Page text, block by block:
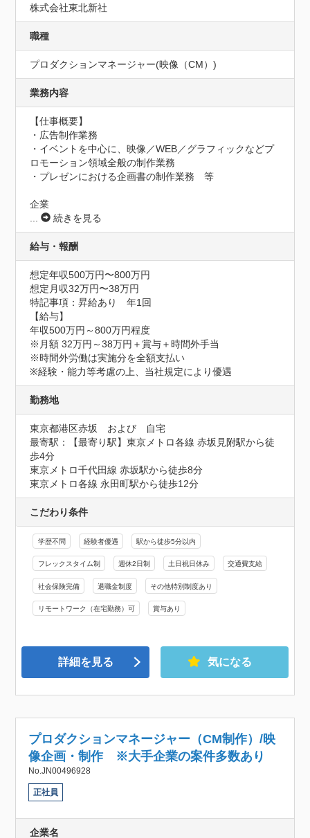
株式会社東北新社
職種
プロダクションマネージャー(映像（CM）)
業務内容
【仕事概要】
・広告制作業務
・イベントを中心に、映像／WEB／グラフィックなどプ
ロモーション領域全般の制作業務
・プレゼンにおける企画書の制作業務　等
企業
...
続きを見る
給与・報酬
想定年収500万円〜800万円
想定月収32万円〜38万円
特記事項：昇給あり　年1回
【給与】
年収500万円～800万円程度
※月額 32万円～38万円＋賞与＋時間外手当
※時間外労働は実施分を全額支払い
※経験・能力等考慮の上、当社規定により優遇
勤務地
東京都港区赤坂　および　自宅
最寄駅：【最寄り駅】東京メトロ各線 赤坂見附駅から徒
歩4分
東京メトロ千代田線 赤坂駅から徒歩8分
東京メトロ各線 永田町駅から徒歩12分
こだわり条件
学歴不問 経験者優遇 駅から徒歩5分以内
フレックスタイム制 週休2日制 土日祝日休み 交通費支給
社会保険完備 退職金制度 その他特別制度あり
リモートワーク（在宅勤務）可 賞与あり
詳細を見る 気になる
プロダクションマネージャー（CM制作）/映
像企画・制作 ※大手企業の案件多数あり
No.JN00496928
正社員
企業名